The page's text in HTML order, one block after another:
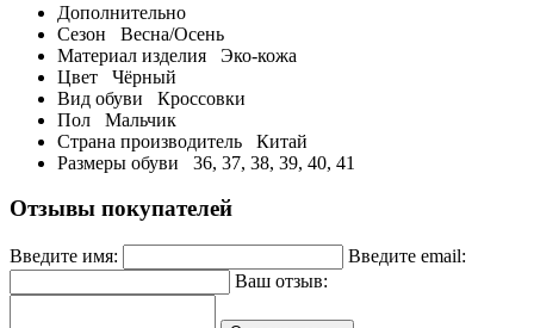
Дополнительно
Сезон
Весна/Осень
Материал изделия
Эко-кожа
Цвет
Чёрный
Вид обуви
Кроссовки
Пол
Мальчик
Страна производитель
Китай
Размеры обуви
36, 37, 38, 39, 40, 41
Отзывы покупателей
Введите имя:
Введите email:
Ваш отзыв: